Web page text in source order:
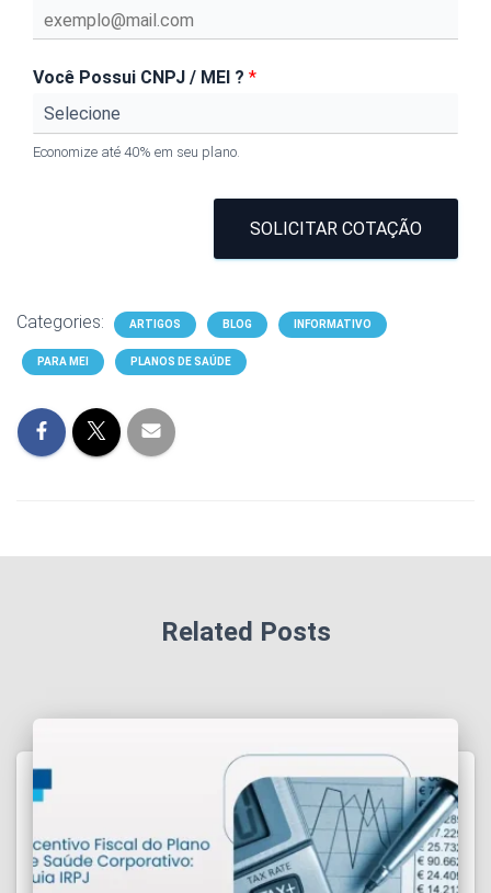
Você Possui CNPJ / MEI ? *
Economize até 40% em seu plano.
SOLICITAR COTAÇÃO
Categories: ARTIGOS BLOG INFORMATIVO
PARA MEI PLANOS DE SAÚDE
Related Posts